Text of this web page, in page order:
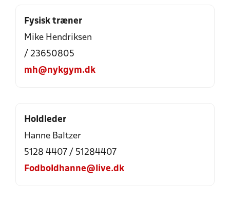
Fysisk træner
Mike Hendriksen
/ 23650805
mh@nykgym.dk
Holdleder
Hanne Baltzer
5128 4407 / 51284407
Fodboldhanne@live.dk